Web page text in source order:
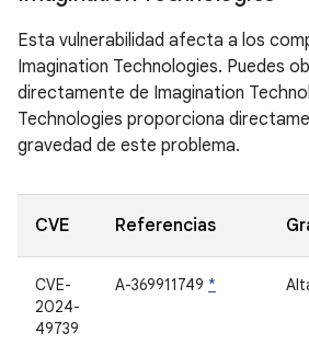
Esta vulnerabilidad afecta a los
Imagination Technologies. Puedes
directamente de Imagination
Technologies proporciona
gravedad de este problema.
CVE Referencias
CVE-
2024-
49739
A-369911749 *